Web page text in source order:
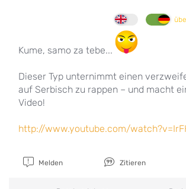
Kume, samo za tebe...
Dieser Typ unternimmt einen
auf Serbisch zu rappen – und macht
Video!
http://www.youtube.com/
Melden Zitieren